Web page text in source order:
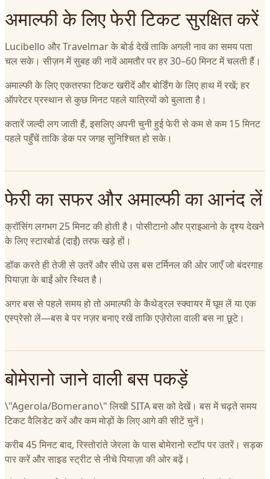
अमाल्फी के लिए फेरी टिकट सुरक्षित करें
Lucibello और Travelmar के बोर्ड देखें ताकि अगली नाव का समय पता
चल सके। सीज़न में सुबह की नावें आमतौर पर हर 30–60 मिनट में चलती हैं।
अमाल्फी के लिए एकतरफा टिकट खरीदें और बोर्डिंग के लिए हाथ में रखें; हर
ऑपरेटर प्रस्थान से कुछ मिनट पहले यात्रियों को बुलाता है।
कतारें जल्दी लग जाती हैं, इसलिए अपनी चुनी हुई फेरी से कम से कम 15 मिनट
पहले पहुँचें ताकि डेक पर जगह सुनिश्चित हो सके।
फेरी का सफर और अमाल्फी का आनंद लें
क्रॉसिंग लगभग 25 मिनट की होती है। पोसीटानो और प्राइआनो के दृश्य देखने
के लिए स्टारबोर्ड (दाईं) तरफ खड़े हों।
डॉक करते ही तेजी से उतरें और सीधे उस बस टर्मिनल की ओर जाएँ जो बंदरगाह
पियाज़ा के बाईं ओर स्थित है।
अगर बस से पहले समय हो तो अमाल्फी के कैथेड्रल स्क्वायर में घूम लें या एक
एस्प्रेसो लें—बस बे पर नज़र बनाए रखें ताकि एजे़रोला वाली बस ना छूटे।
बोमेरानो जाने वाली बस पकड़ें
\"Agerola/Bomerano\" लिखी SITA बस को देखें। बस में चढ़ते समय
टिकट वैलिडेट करें और कम मोड़ों के लिए आगे की सीटें चुनें।
करीब 45 मिनट बाद, रिस्तोरांते जेरला के पास बोमेरानो स्टॉप पर उतरें। सड़क
पार करें और साइड स्ट्रीट से नीचे पियाज़ा की ओर बढ़ें।